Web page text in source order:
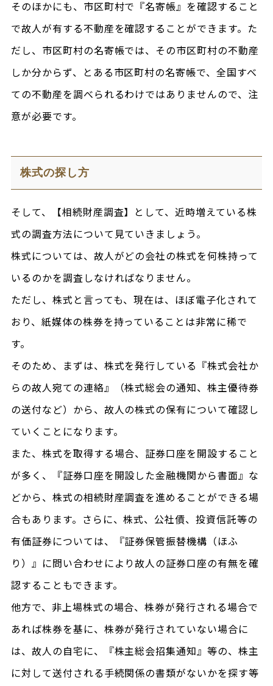
そのほかにも、市区町村で『名寄帳』を確認すること
で故人が有する不動産を確認することができます。た
だし、市区町村の名寄帳では、その市区町村の不動産
しか分からず、とある市区町村の名寄帳で、全国すべ
ての不動産を調べられるわけではありませんので、注
意が必要です。
株式の探し方
そして、【相続財産調査】として、近時増えている株
式の調査方法について見ていきましょう。
株式については、故人がどの会社の株式を何株持って
いるのかを調査しなければなりません。
ただし、株式と言っても、現在は、ほぼ電子化されて
おり、紙媒体の株券を持っていることは非常に稀で
す。
そのため、まずは、株式を発行している『株式会社か
らの故人宛ての連絡』（株式総会の通知、株主優待券
の送付など）から、故人の株式の保有について確認し
ていくことになります。
また、株式を取得する場合、証券口座を開設すること
が多く、『証券口座を開設した金融機関から書面』な
どから、株式の相続財産調査を進めることができる場
合もあります。さらに、株式、公社債、投資信託等の
有価証券については、『証券保管振替機構（ほふ
り）』に問い合わせにより故人の証券口座の有無を確
認することもできます。
他方で、非上場株式の場合、株券が発行される場合で
あれば株券を基に、株券が発行されていない場合に
は、故人の自宅に、『株主総会招集通知』等の、株主
に対して送付される手続関係の書類がないかを探す等